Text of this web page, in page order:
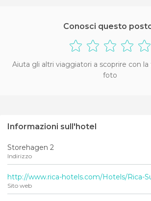
Conosci questo
Aiuta gli altri viaggiatori a scoprire con
foto
Informazioni sull'hotel
Storehagen 2
Indirizzo
http://www.rica-hotels.com/Hotels/Rica-
Sito web